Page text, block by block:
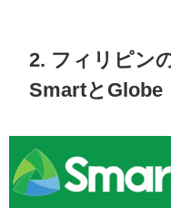
2. フィリピン
SmartとGlobe